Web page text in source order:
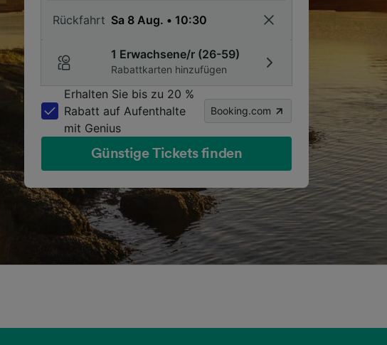
Rückfahrt
1 Erwachsene/r (26-59)
Rabattkarten hinzufügen
Erhalten Sie bis zu 20 %
Rabatt auf Aufenthalte
mit Genius
Booking.com
Günstige Tickets finden